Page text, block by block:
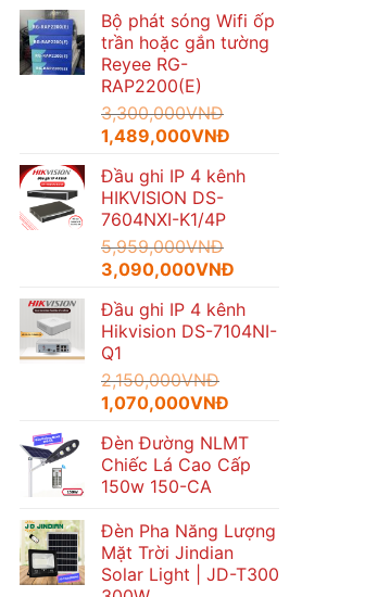
là:
1,600,000VNĐ.
tại
là:
Bộ phát sóng Wifi ốp
trần hoặc gắn tường
Reyee RG-
RAP2200(E)
3,300,000VNĐ
Giá
là:
3,300,000VNĐ.
1,489,000VNĐ
tại
Đầu ghi IP 4 kênh
HIKVISION DS-
7604NXI-K1/4P
5,959,000VNĐ
Giá
là:
5,959,000VNĐ.
3,090,000VNĐ
tại
là:
Đầu ghi IP 4 kênh
Hikvision DS-7104NI-
Q1
2,150,000VNĐ
Giá
là:
2,150,000VNĐ.
1,070,000VNĐ
tại
là:
Đèn Đường NLMT
Chiếc Lá Cao Cấp
150w 150-CA
Đèn Pha Năng Lượng
Mặt Trời Jindian
Solar Light | JD-T300